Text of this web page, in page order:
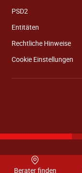
Berater finden
PSD2
Entitäten
Rechtliche Hinweise
Cookie Einstellungen